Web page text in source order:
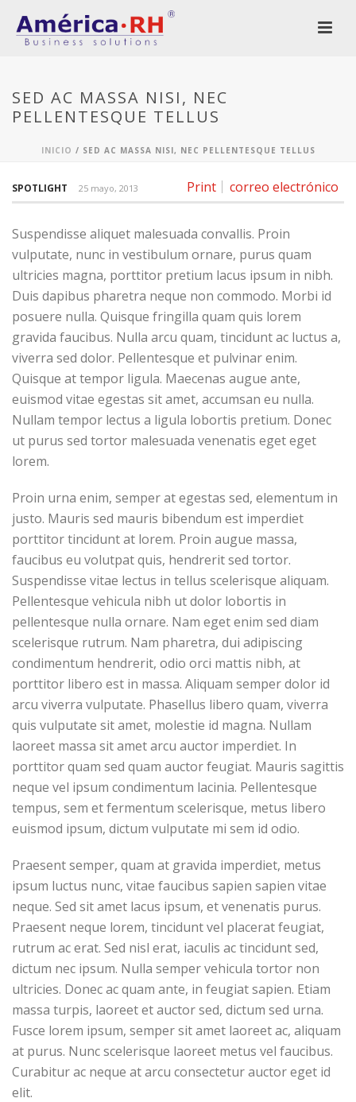
SED AC MASSA NISI, NEC
PELLENTESQUE TELLUS
INICIO / SED AC MASSA NISI, NEC PELLENTESQUE TELLUS
Print correo electrónico
SPOTLIGHT 25 mayo, 2013
Suspendisse aliquet malesuada convallis. Proin
vulputate, nunc in vestibulum ornare, purus quam
ultricies magna, porttitor pretium lacus ipsum in nibh.
Duis dapibus pharetra neque non commodo. Morbi id
posuere nulla. Quisque fringilla quam quis lorem
gravida faucibus. Nulla arcu quam, tincidunt ac luctus a,
viverra sed dolor. Pellentesque et pulvinar enim.
Quisque at tempor ligula. Maecenas augue ante,
euismod vitae egestas sit amet, accumsan eu nulla.
Nullam tempor lectus a ligula lobortis pretium. Donec
ut purus sed tortor malesuada venenatis eget eget
lorem.
Proin urna enim, semper at egestas sed, elementum in
justo. Mauris sed mauris bibendum est imperdiet
porttitor tincidunt at lorem. Proin augue massa,
faucibus eu volutpat quis, hendrerit sed tortor.
Suspendisse vitae lectus in tellus scelerisque aliquam.
Pellentesque vehicula nibh ut dolor lobortis in
pellentesque nulla ornare. Nam eget enim sed diam
scelerisque rutrum. Nam pharetra, dui adipiscing
condimentum hendrerit, odio orci mattis nibh, at
porttitor libero est in massa. Aliquam semper dolor id
arcu viverra vulputate. Phasellus libero quam, viverra
quis vulputate sit amet, molestie id magna. Nullam
laoreet massa sit amet arcu auctor imperdiet. In
porttitor quam sed quam auctor feugiat. Mauris sagittis
neque vel ipsum condimentum lacinia. Pellentesque
tempus, sem et fermentum scelerisque, metus libero
euismod ipsum, dictum vulputate mi sem id odio.
Praesent semper, quam at gravida imperdiet, metus
ipsum luctus nunc, vitae faucibus sapien sapien vitae
neque. Sed sit amet lacus ipsum, et venenatis purus.
Praesent neque lorem, tincidunt vel placerat feugiat,
rutrum ac erat. Sed nisl erat, iaculis ac tincidunt sed,
dictum nec ipsum. Nulla semper vehicula tortor non
ultricies. Donec ac quam ante, in feugiat sapien. Etiam
massa turpis, laoreet et auctor sed, dictum sed urna.
Fusce lorem ipsum, semper sit amet laoreet ac, aliquam
at purus. Nunc scelerisque laoreet metus vel faucibus.
Curabitur ac neque at arcu consectetur auctor eget id
elit.